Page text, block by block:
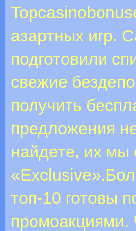
азартных игр.
подготовили
свежие
получить
предложения
найдете, их мы
топ-10 готовы
промоакциями.